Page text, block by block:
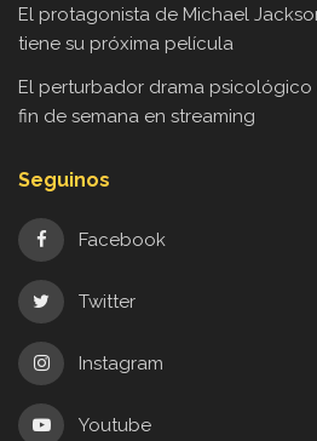
El protagonista de Michael
tiene su próxima película
El perturbador drama psicológico
fin de semana en streaming
Seguinos
Facebook
Twitter
Instagram
Youtube